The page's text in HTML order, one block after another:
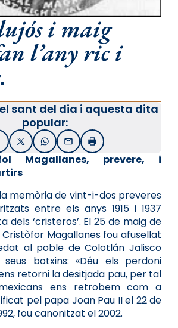
i maig
l’any ric i
sant del dia i aquesta dita
popular:
X / TwitterWhatsApp
EmailImprimir
Magallanes, prevere, i
memòria de vint-i-dos preveres
entre els anys 1915 i 1937
dels ‘cristeros’. El 25 de maig de
Cristòfor Magallanes fou afusellat
al poble de Colotlán Jalisco
botxins: «Déu els perdoni
retorni la desitjada pau, per tal
ens retrobem com a
pel papa Joan Pau II el 22 de
fou canonitzat el 2002.